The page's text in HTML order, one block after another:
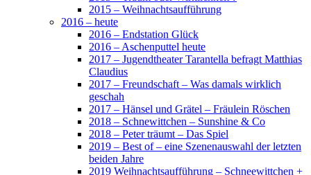
2015 – Weihnachtsaufführung
2016 – heute
2016 – Endstation Glück
2016 – Aschenputtel heute
2017 – Jugendtheater Tarantella befragt Matthias
Claudius
2017 – Freundschaft – Was damals wirklich
geschah
2017 – Hänsel und Grätel – Fräulein Röschen
2018 – Schnewittchen – Sunshine & Co
2018 – Peter träumt – Das Spiel
2019 – Best of – eine Szenenauswahl der letzten
beiden Jahre
2019 Weihnachtsaufführung – Schneewittchen +